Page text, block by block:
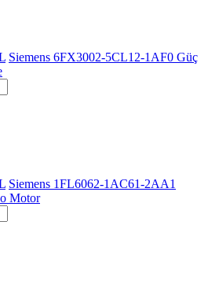
Siemens 6FX3002-5CL12-1AF0 Güç
Siemens 1FL6062-1AC61-2AA1
Motor